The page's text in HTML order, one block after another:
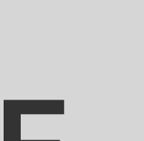
des devises,
de